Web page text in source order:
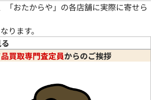
「おたからや」の各店舗に実際に寄せら
ります。
買取専門査定員からのご挨拶